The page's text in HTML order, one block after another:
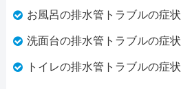
お風呂の排水管トラブルの症状
洗面台の排水管トラブルの症状
トイレの排水管トラブルの症状